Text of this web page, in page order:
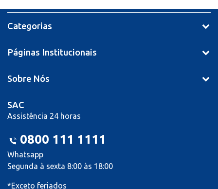
Categorias
Páginas Institucionais
Sobre Nós
SAC
Assistência 24 horas
0800 111 1111
Whatsapp
Segunda à sexta 8:00 às 18:00
*Exceto feriados